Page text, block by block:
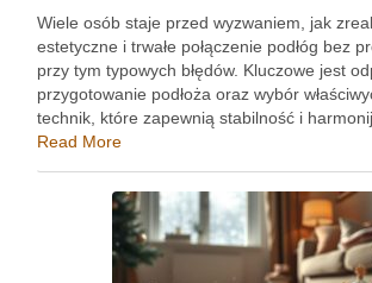
Wiele osób staje przed wyzwaniem, jak
estetyczne i trwałe połączenie podłóg bez
przy tym typowych błędów. Kluczowe jest
przygotowanie podłoża oraz wybór
technik, które zapewnią stabilność i
wizualny. Zrozumienie tych aspektów
Read More